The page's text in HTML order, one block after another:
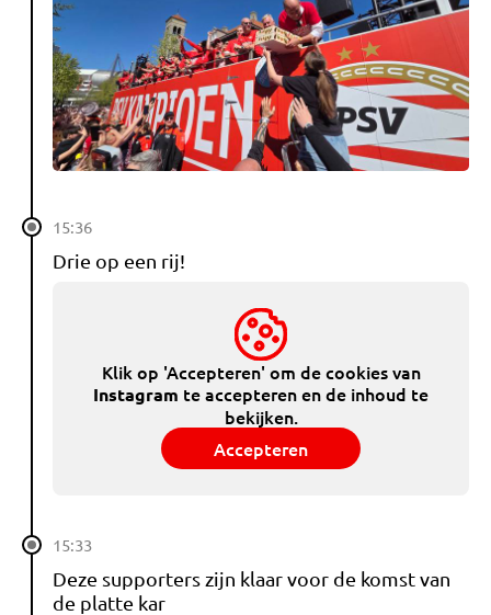
15:36
Drie op een rij!
Klik op 'Accepteren' om de cookies van
Instagram te accepteren en de inhoud te
bekijken.
Accepteren
15:33
Deze supporters zijn klaar voor de komst van
de platte kar